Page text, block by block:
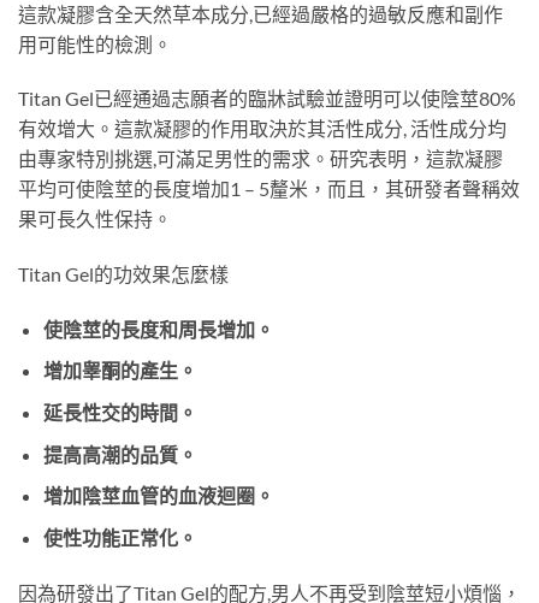
這款凝膠含全天然草本成分,已經過嚴格的過敏反應和副作
用可能性的檢測。
Titan Gel已經通過志願者的臨牀試驗並證明可以使陰莖80%
有效增大。這款凝膠的作用取決於其活性成分, 活性成分均
由專家特別挑選,可滿足男性的需求。研究表明，這款凝膠
平均可使陰莖的長度增加1 – 5釐米，而且，其研發者聲稱效
果可長久性保持。
Titan Gel的功效果怎麼樣
使陰莖的長度和周長增加。
增加睾酮的產生。
延長性交的時間。
提高高潮的品質。
增加陰莖血管的血液迴圈。
使性功能正常化。
因為研發出了Titan Gel的配方,男人不再受到陰莖短小煩惱，